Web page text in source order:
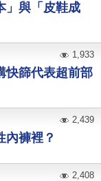
」與「皮鞋成
篩代表超前部
1,933
褲裡？
2,439
2,408